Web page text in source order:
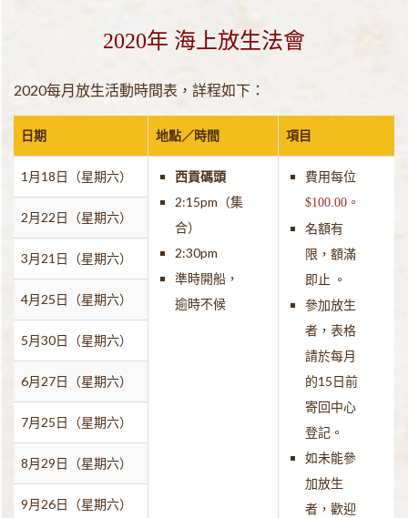
2020年 海上放生法會
2020每月放生活動時間表，詳程如下：
日期 地點／時間 項目
1月18日（星期六）
西貢碼頭
2:15pm（集
合）
2:30pm
準時開船，
逾時不候
費用每位
$100.00。
名額有
限，額滿
即止 。
參加放生
者，表格
請於每月
的15日前
寄回中心
登記。
如未能參
加放生
者，歡迎
2月22日（星期六）
3月21日（星期六）
4月25日（星期六）
5月30日（星期六）
6月27日（星期六）
7月25日（星期六）
8月29日（星期六）
9月26日（星期六）